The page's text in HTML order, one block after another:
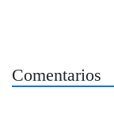
Comentarios